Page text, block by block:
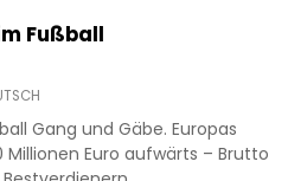
Fußball
Gang und Gäbe. Europas
Euro aufwärts – Brutto